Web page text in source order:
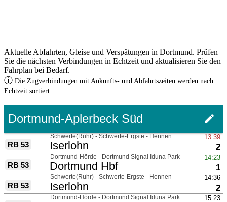
Aktuelle Abfahrten, Gleise und Verspätungen in Dortmund. Prüfen
Sie die nächsten Verbindungen in Echtzeit und aktualisieren Sie den
Fahrplan bei Bedarf.
ⓘ Die Zugverbindungen mit Ankunfts- und Abfahrtszeiten werden nach
Echtzeit sortiert.